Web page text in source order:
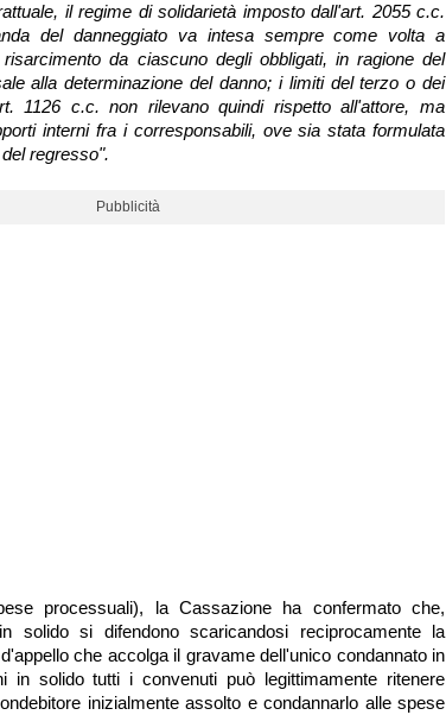
il regime di solidarietà imposto dall'art. 2055 c.c.
del danneggiato va intesa sempre come volta a
da ciascuno degli obbligati, in ragione del
alla determinazione del danno; i limiti del terzo o dei
1126 c.c. non rilevano quindi rispetto all'attore, ma
interni fra i corresponsabili, ove sia stata formulata
regresso".
Pubblicità
processuali), la Cassazione ha confermato che,
solido si difendono scaricandosi reciprocamente la
che accolga il gravame dell'unico condannato in
in solido tutti i convenuti può legittimamente ritenere
inizialmente assolto e condannarlo alle spese